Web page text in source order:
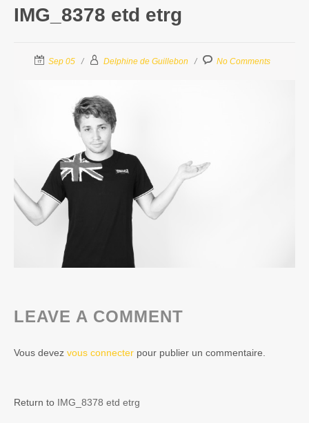
IMG_8378 etd etrg
Sep 05 Delphine de Guillebon No Comments
LEAVE A COMMENT
Vous devez vous connecter pour publier un commentaire.
Return to IMG_8378 etd etrg